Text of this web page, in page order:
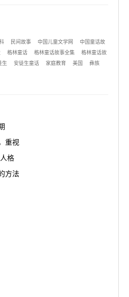
民间故事 中国儿童文学网
中国童话故
格林童话 格林童话故事全集
格林童话故
生 安徒生童话 家庭教育 美国
彝族
重视
格
方法